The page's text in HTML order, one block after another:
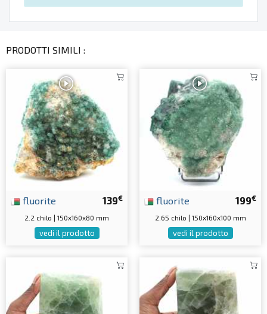
PRODOTTI SIMILI :
139€
fluorite
2.2 chilo | 150x160x80 mm
vedi il prodotto
199€
fluorite
2.65 chilo | 150x160x100 mm
vedi il prodotto